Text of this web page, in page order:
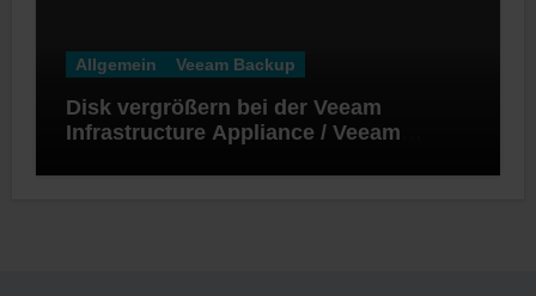
Allgemein Veeam Backup
Disk vergrößern bei der Veeam
Infrastructure Appliance / Veeam